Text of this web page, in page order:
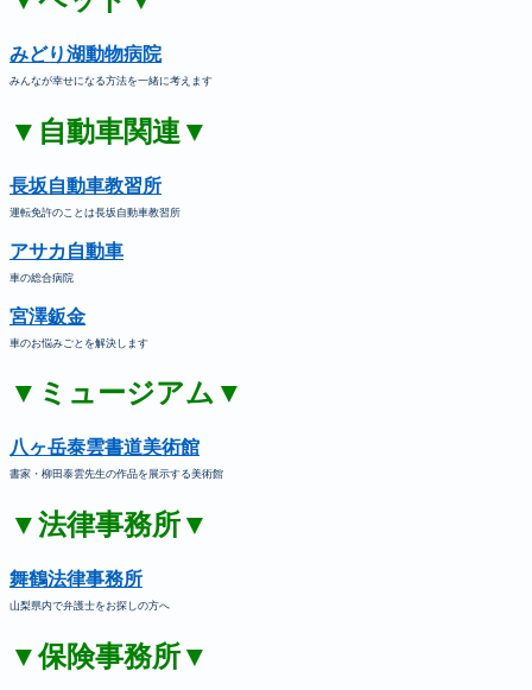
みどり湖動物病院
みんなが幸せになる方法を一緒に考えます
▼自動車関連▼
長坂自動車教習所
運転免許のことは長坂自動車教習所
アサカ自動車
車の総合病院
宮澤鈑金
車のお悩みごとを解決します
▼ミュージアム▼
八ヶ岳泰雲書道美術館
書家・柳田泰雲先生の作品を展示する美術館
▼法律事務所▼
舞鶴法律事務所
山梨県内で弁護士をお探しの方へ
▼保険事務所▼